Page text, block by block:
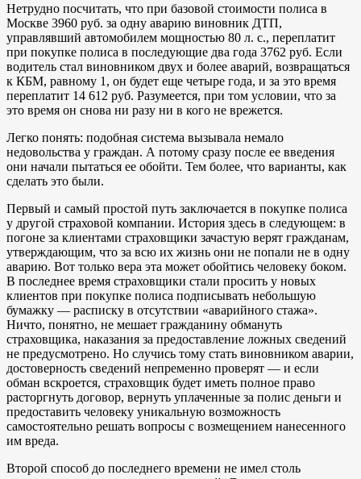
Нетрудно посчитать, что при базовой стоимости полиса в
Москве 3960 руб. за одну аварию виновник ДТП,
управлявший автомобилем мощностью 80 л. с., переплатит
при покупке полиса в последующие два года 3762 руб. Если
водитель стал виновником двух и более аварий, возвращаться
к КБМ, равному 1, он будет еще четыре года, и за это время
переплатит 14 612 руб. Разумеется, при том условии, что за
это время он снова ни разу ни в кого не врежется.
Легко понять: подобная система вызывала немало
недовольства у граждан. А потому сразу после ее введения
они начали пытаться ее обойти. Тем более, что варианты, как
сделать это были.
Первый и самый простой путь заключается в покупке полиса
у другой страховой компании. История здесь в следующем: в
погоне за клиентами страховщики зачастую верят гражданам,
утверждающим, что за всю их жизнь они не попали не в одну
аварию. Вот только вера эта может обойтись человеку боком.
В последнее время страховщики стали просить у новых
клиентов при покупке полиса подписывать небольшую
бумажку — расписку в отсутствии «аварийного стажа».
Ничто, понятно, не мешает гражданину обмануть
страховщика, наказания за предоставление ложных сведений
не предусмотрено. Но случись тому стать виновником аварии,
достоверность сведений непременно проверят — и если
обман вскроется, страховщик будет иметь полное право
расторгнуть договор, вернуть уплаченные за полис деньги и
предоставить человеку уникальную возможность
самостоятельно решать вопросы с возмещением нанесенного
им вреда.
Второй способ до последнего времени не имел столь